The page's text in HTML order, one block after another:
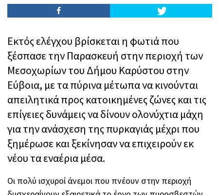
Εκτός ελέγχου βρίσκεται η φωτιά που
ξέσπασε την Παρασκευή στην περιοχή των
Μεσοχωρίων του Δήμου Καρύστου στην
Εύβοια, με τα πύρινα μέτωπα να κινούνται
απειλητικά προς κατοικημένες ζώνες και τις
επίγειες δυνάμεις να δίνουν ολονύχτια μάχη
για την ανάσχεση της πυρκαγιάς μέχρι που
ξημέρωσε και ξεκίνησαν να επιχειρούν εκ
νέου τα εναέρια μέσα.
Οι πολύ ισχυροί άνεμοι που πνέουν στην περιοχή